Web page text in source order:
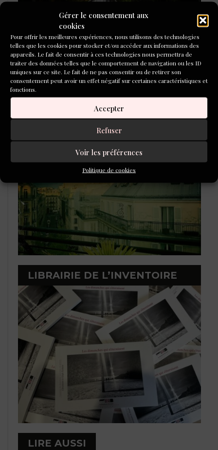
Gérer le consentement aux
cookies
Pour offrir les meilleures expériences, nous utilisons des technologies
telles que les cookies pour stocker et/ou accéder aux informations des
appareils. Le fait de consentir à ces technologies nous permettra de
traiter des données telles que le comportement de navigation ou les ID
uniques sur ce site. Le fait de ne pas consentir ou de retirer son
consentement peut avoir un effet négatif sur certaines caractéristiques et
fonctions.
Accepter
Refuser
Voir les préférences
Politique de cookies
L'ÉCOLE DU ROMAN D'ALEPH-
ÉCRITURE
LIBRAIRIE DE L’INVENTOIRE
LIRE AUSSI